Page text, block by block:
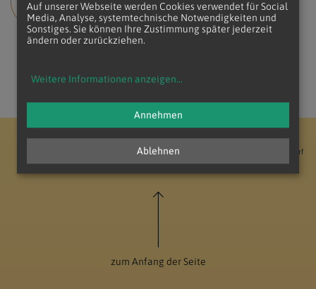
DAS BEGRÄBNIS
Seelsorgeraum Marchfeld-Nord Pfarre Gänserndorf
zum Anfang der Seite
Auf unserer Webseite werden Cookies verwendet für Social
Media, Analyse, systemtechnische Notwendigkeiten und
Sonstiges. Sie können Ihre Zustimmung später jederzeit
ändern oder zurückziehen.
Weitere Informationen anzeigen...
Ablehnen
Annehmen